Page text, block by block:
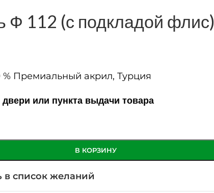
Ф 112 (с подкладой флис)
Премиальный акрил, Турция
двери или пункта выдачи товара
В КОРЗИНУ
в список желаний